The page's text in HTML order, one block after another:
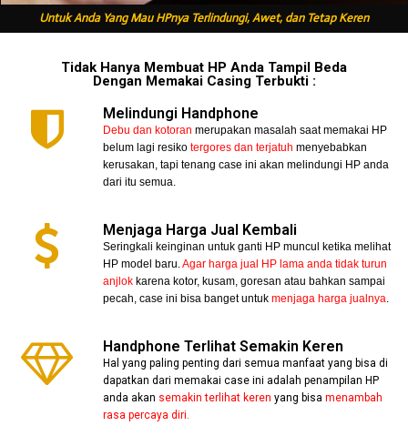
Untuk Anda Yang Mau HPnya Terlindungi, Awet, dan Tetap Keren
Tidak Hanya Membuat HP Anda Tampil Beda
Dengan Memakai Casing Terbukti :
Melindungi Handphone
Debu dan kotoran merupakan masalah saat memakai HP
belum lagi resiko tergores dan terjatuh menyebabkan
kerusakan, tapi tenang case ini akan melindungi HP anda
dari itu semua.
Menjaga Harga Jual Kembali
Seringkali keinginan untuk ganti HP muncul ketika melihat
HP model baru.Agar harga jual HP lama anda tidak turun
anjlok karena kotor, kusam, goresan atau bahkan sampai
pecah, case ini bisa banget untukmenjaga harga jualnya.
Handphone Terlihat Semakin Keren
Hal yang paling penting dari semua manfaat yang bisa di
dapatkan dari memakai case ini adalah penampilan HP
anda akan semakin terlihat keren yang bisamenambah
rasa percaya diri.